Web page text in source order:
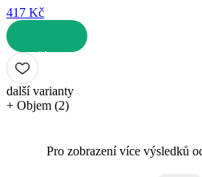
417 Kč
DO KOŠÍKU
další varianty
+ Objem (2)
Pro zobrazení více výsledků